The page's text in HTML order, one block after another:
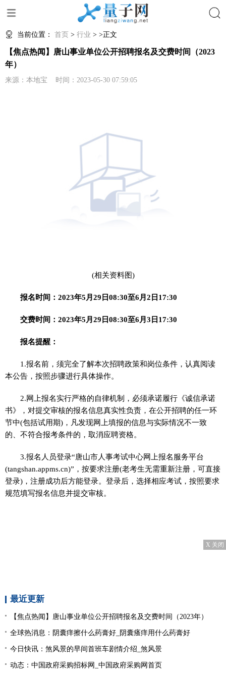
当前位置： 首页 > 行业 > >正文
【焦点热闻】唐山事业单位公开招聘报名及交费时间（2023
年）
来源：本地宝 时间：2023-05-30 07:59:05
(相关资料图)
报名时间：2023年5月29日08:30至6月2日17:30
交费时间：2023年5月29日08:30至6月3日17:30
报名提醒：
1.报名前，须完全了解本次招聘政策和岗位条件，认真阅读
本公告，按照步骤进行具体操作。
2.网上报名实行严格的自律机制，必须承诺履行《诚信承诺
书》，对提交审核的报名信息真实性负责，在公开招聘的任一环
节中(包括试用期)，凡发现网上填报的信息与实际情况不一致
的、不符合报考条件的，取消应聘资格。
3.报名人员登录“唐山市人事考试中心网上报名服务平台
(tangshan.appms.cn)”，按要求注册(老考生无需重新注册，可直接
登录)，注册成功后方能登录。登录后，选择相应考试，按照要求
规范填写报名信息并提交审核。
X 关闭
最近更新
【焦点热闻】唐山事业单位公开招聘报名及交费时间（2023年）
全球热消息：阴囊痒擦什么药膏好_阴囊瘙痒用什么药膏好
今日快讯：煞风景的早间首班车剧情介绍_煞风景
动态：中国政府采购招标网_中国政府采购网首页